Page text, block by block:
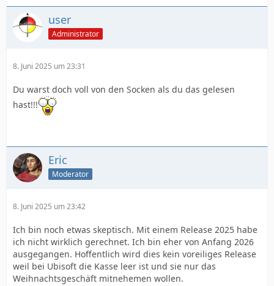
user
Administrator
8. Juni 2025 um 23:31
Du warst doch voll von den Socken als du das gelesen
hast!!!
Eric
Moderator
8. Juni 2025 um 23:42
Ich bin noch etwas skeptisch. Mit einem Release 2025 habe
ich nicht wirklich gerechnet. Ich bin eher von Anfang 2026
ausgegangen. Hoffentlich wird dies kein voreiliges Release
weil bei Ubisoft die Kasse leer ist und sie nur das
Weihnachtsgeschäft mitnehemen wollen.